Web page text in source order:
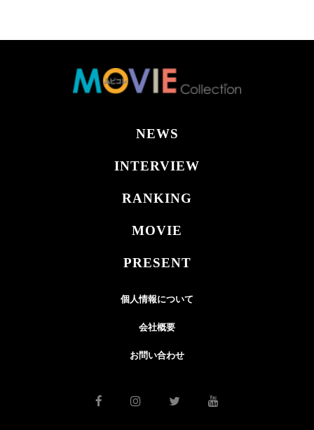
NEWS
INTERVIEW
RANKING
MOVIE
PRESENT
個人情報について
会社概要
お問い合わせ